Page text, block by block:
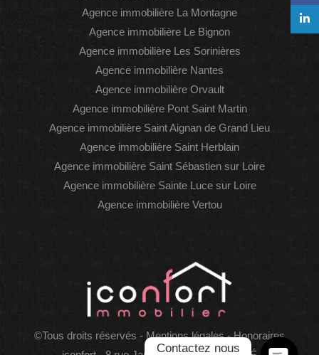
©Tous droits réservés - Mentions légales-Honoraires
Agence immobilière La Montagne
Agence immobilière Le Bignon
Agence immobilière Les Sorinières
Agence immobilière Nantes
Agence immobilière Orvault
Agence immobilière Pont Saint Martin
Agence immobilière Saint Aignan de Grand Lieu
Agence immobilière Saint Herblain
Agence immobilière Saint Sébastien sur Loire
Agence immobilière Sainte Luce sur Loire
Agence immobilière Vertou
Contactez nous